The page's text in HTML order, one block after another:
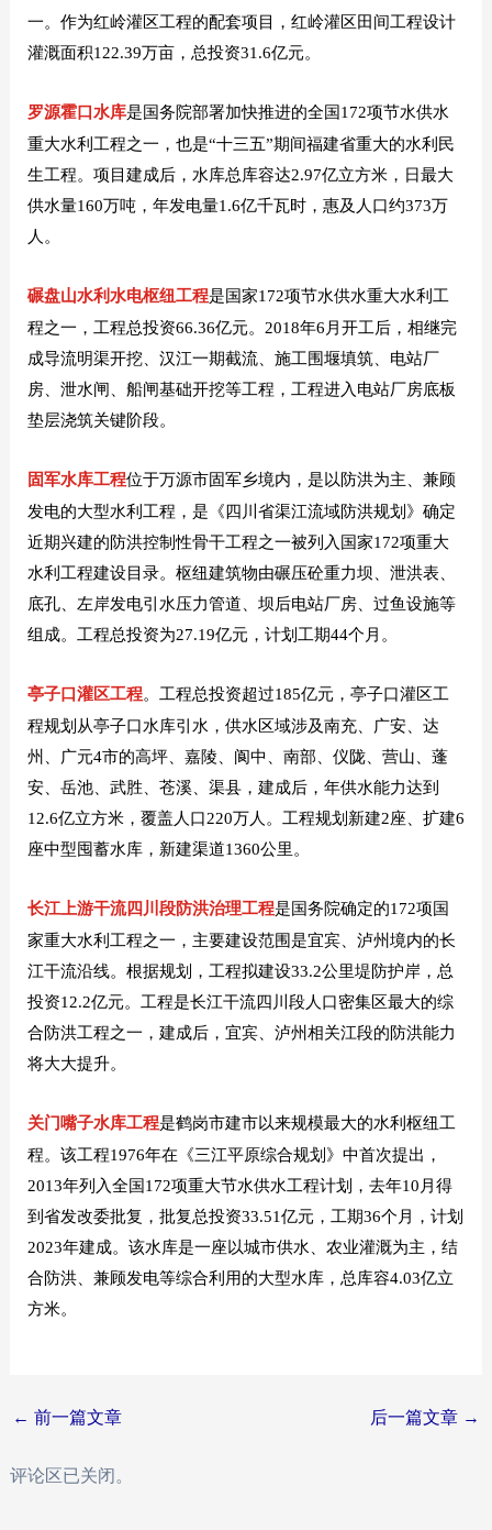
一。作为红岭灌区工程的配套项目，红岭灌区田间工程设计
灌溉面积122.39万亩，总投资31.6亿元。
罗源霍口水库是国务院部署加快推进的全国172项节水供水
重大水利工程之一，也是“十三五”期间福建省重大的水利民
生工程。项目建成后，水库总库容达2.97亿立方米，日最大
供水量160万吨，年发电量1.6亿千瓦时，惠及人口约373万
人。
碾盘山水利水电枢纽工程是国家172项节水供水重大水利工
程之一，工程总投资66.36亿元。2018年6月开工后，相继完
成导流明渠开挖、汉江一期截流、施工围堰填筑、电站厂
房、泄水闸、船闸基础开挖等工程，工程进入电站厂房底板
垫层浇筑关键阶段。
固军水库工程位于万源市固军乡境内，是以防洪为主、兼顾
发电的大型水利工程，是《四川省渠江流域防洪规划》确定
近期兴建的防洪控制性骨干工程之一被列入国家172项重大
水利工程建设目录。枢纽建筑物由碾压砼重力坝、泄洪表、
底孔、左岸发电引水压力管道、坝后电站厂房、过鱼设施等
组成。工程总投资为27.19亿元，计划工期44个月。
亭子口灌区工程。工程总投资超过185亿元，亭子口灌区工
程规划从亭子口水库引水，供水区域涉及南充、广安、达
州、广元4市的高坪、嘉陵、阆中、南部、仪陇、营山、蓬
安、岳池、武胜、苍溪、渠县，建成后，年供水能力达到
12.6亿立方米，覆盖人口220万人。工程规划新建2座、扩建6
座中型囤蓄水库，新建渠道1360公里。
长江上游干流四川段防洪治理工程是国务院确定的172项国
家重大水利工程之一，主要建设范围是宜宾、泸州境内的长
江干流沿线。根据规划，工程拟建设33.2公里堤防护岸，总
投资12.2亿元。工程是长江干流四川段人口密集区最大的综
合防洪工程之一，建成后，宜宾、泸州相关江段的防洪能力
将大大提升。
关门嘴子水库工程是鹤岗市建市以来规模最大的水利枢纽工
程。该工程1976年在《三江平原综合规划》中首次提出，
2013年列入全国172项重大节水供水工程计划，去年10月得
到省发改委批复，批复总投资33.51亿元，工期36个月，计划
2023年建成。该水库是一座以城市供水、农业灌溉为主，结
合防洪、兼顾发电等综合利用的大型水库，总库容4.03亿立
方米。
Post
← 前一篇文章 后一篇文章 →
评论区已关闭。